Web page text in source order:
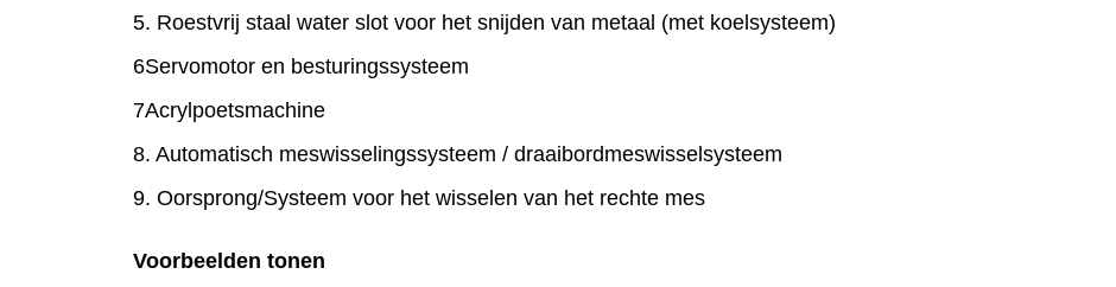
5. Roestvrij staal water slot voor het snijden van metaal (met koelsysteem)
6Servomotor en besturingssysteem
7Acrylpoetsmachine
8. Automatisch meswisselingssysteem / draaibordmeswisselsysteem
9. Oorsprong/Systeem voor het wisselen van het rechte mes
Voorbeelden tonen